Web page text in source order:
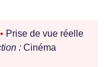
• Prise de vue réelle
: Cinéma